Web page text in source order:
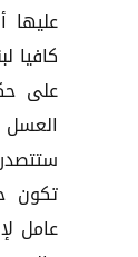
عليها
كافيا
على
العسل
تكون
عامل